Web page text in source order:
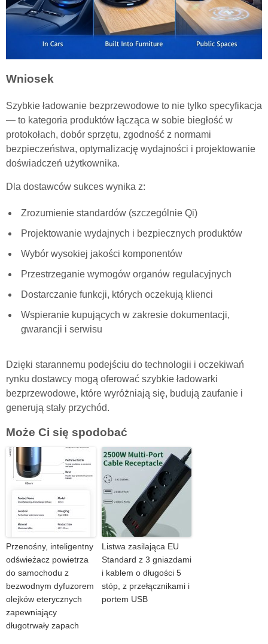
Wniosek
Szybkie ładowanie bezprzewodowe to nie tylko specyfikacja
— to kategoria produktów łącząca w sobie biegłość w
protokołach, dobór sprzętu, zgodność z normami
bezpieczeństwa, optymalizację wydajności i projektowanie
doświadczeń użytkownika.
Dla dostawców sukces wynika z:
Zrozumienie standardów (szczególnie Qi)
Projektowanie wydajnych i bezpiecznych produktów
Wybór wysokiej jakości komponentów
Przestrzeganie wymogów organów regulacyjnych
Dostarczanie funkcji, których oczekują klienci
Wspieranie kupujących w zakresie dokumentacji,
gwarancji i serwisu
Dzięki starannemu podejściu do technologii i oczekiwań
rynku dostawcy mogą oferować szybkie ładowarki
bezprzewodowe, które wyróżniają się, budują zaufanie i
generują stały przychód.
Może Ci się spodobać
Przenośny, inteligentny
odświeżacz powietrza
do samochodu z
bezwodnym dyfuzorem
olejków eterycznych
zapewniający
długotrwały zapach
Listwa zasilająca EU
Standard z 3 gniazdami
i kablem o długości 5
stóp, z przełącznikami i
portem USB